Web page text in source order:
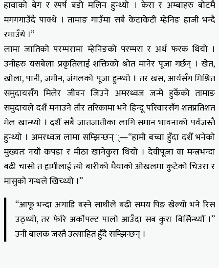
हावाको बेग र स्पर्ष बडो मलिन हुन्थ्यो । केरा र अम्बाहरु बोटमै
मगगगाउँदै पाक्थे । तामाङ गाउँमा सबै केटाकेटी म्हेनिङ हाजी भन्दै
रमाउँथे ।”
लामा जातिको परम्परामा म्हेनिङको परम्परा र अर्थ फरक थियो ।
उनीहरु यसबेला प्रकृतिलाई शक्तिको श्रोत मानेर पूजा गर्छन् । खेत,
खोला, पानी, जमीन, जंगलको पूजा हुन्थ्यो । तर खस, आर्यसँग मिश्रित
समुदायसँग मिलेर जीवन जिउने अमरध्वज जन्मे हुर्केको तामाङ
समुदायले दशैं मनाउने तौर तरिकामा भने हिन्दू परिवारसँग शतप्रतिशत
मेल खान्थ्यो । दशैँ सबै जातजातीका लागि समान भावनाको पर्वजस्तै
हुन्थ्यो । अमरध्वज लामा सम्झिन्छन््—“हामी बच्चा हुँदा दशैँ भनेको
मुख्यतः नयाँ कपडा र मीठा खानेकुरा थियो । देवीपूजा वा मन्त्रभन्दा
बढी चासो त हामीलाई त्यो बारीको घैयाको ओखलमा कुटेको चिउरा र
मासुको गन्धले खिच्थ्यो ।”
“आफू भन्दा अगाडि बस्ने साथीले बढी समय पिङ खेल्यो भने रिस
उठ्थ्यो, तर फेरि अर्कोपल्ट पालो आउँदा सब कुरा बिर्सिन्थ्यौँ ।”
उनी बालक जस्तै उत्साहित हुँदै सम्झिन्छन् ।